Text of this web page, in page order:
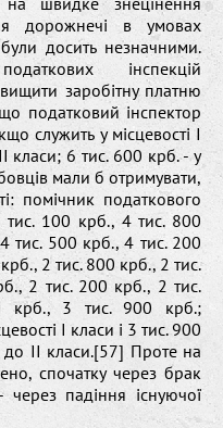
дорожнечі в умовах
досить незначними.
інспекцій
заробітну платню
податковий інспектор
служить у місцевості І
класи; 6 тис. 600 крб. - у
мали б отримувати,
помічник податкового
100 крб., 4 тис. 800
тис. 500 крб., 4 тис. 200
2 тис. 800 крб., 2 тис.
2 тис. 200 крб., 2 тис.
крб., 3 тис. 900 крб.;
І класи і 3 тис. 900
ІІ класи.[57] Проте на
спочатку через брак
падіння існуючої